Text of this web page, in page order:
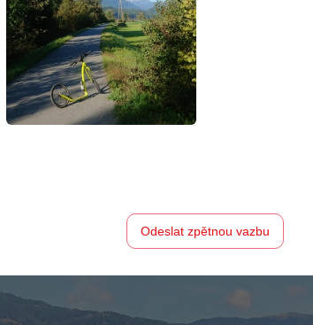
Odeslat zpětnou vazbu